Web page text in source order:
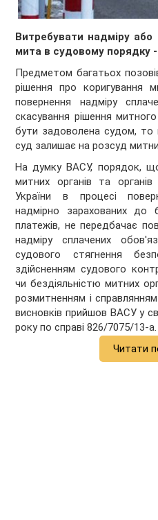
Витребувати надміру
мита в судовому порядку -
Предметом багатьох
рішення про коригування
повернення надміру
скасування рішення
бути задоволена судом, то
суд залишає на розсуд
На думку ВАСУ, порядок,
митних органів та
України в процесі
надмірно зарахованих
платежів, не передбачає
надміру сплачених
судового стягнення
здійсненням судового
чи бездіяльністю митних
розмитненням і
висновків прийшов ВАСУ у
року по справі 826/7075/13-а.
Читати